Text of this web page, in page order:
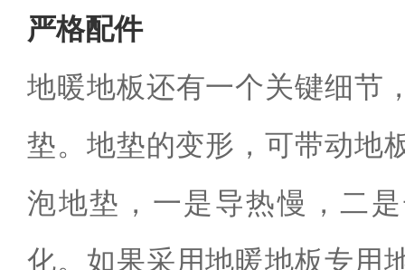
严格配件
地暖地板还有一个关键细节
垫。地垫的变形，可带动地
泡地垫，一是导热慢，二
化。如果采用地暖地板专用